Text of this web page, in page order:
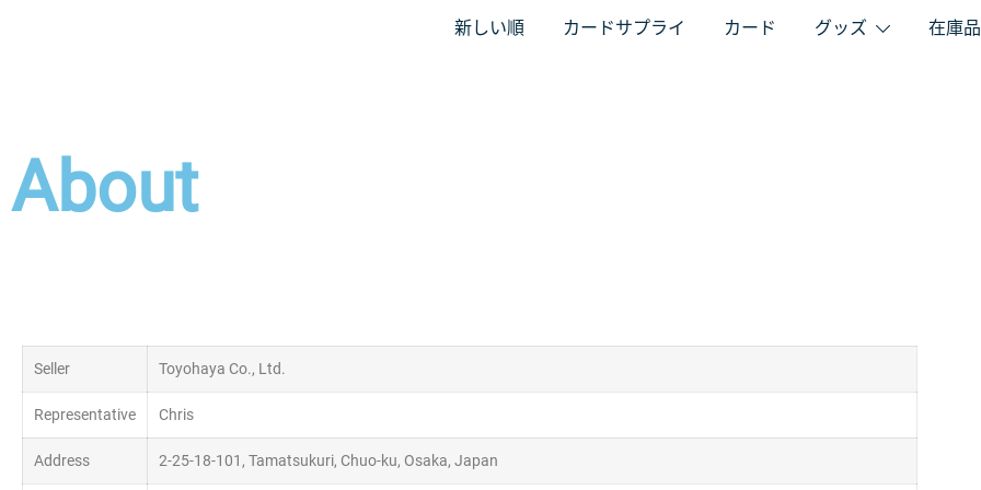
新しい順 カードサプライ カード グッズ 在庫品
About
Seller Toyohaya Co., Ltd.
Representative Chris
Address 2-25-18-101, Tamatsukuri, Chuo-ku, Osaka, Japan